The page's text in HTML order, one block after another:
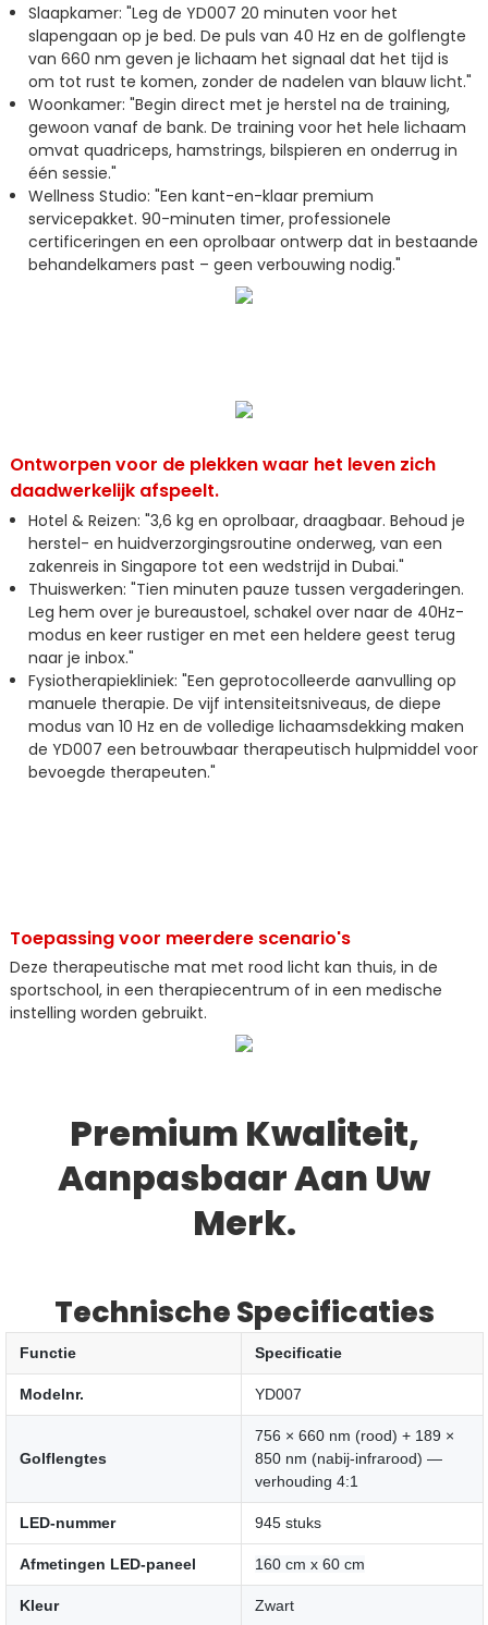
Slaapkamer: "Leg de YD007 20 minuten voor het
slapengaan op je bed. De puls van 40 Hz en de golflengte
van 660 nm geven je lichaam het signaal dat het tijd is
om tot rust te komen, zonder de nadelen van blauw licht."
Woonkamer: "Begin direct met je herstel na de training,
gewoon vanaf de bank. De training voor het hele lichaam
omvat quadriceps, hamstrings, bilspieren en onderrug in
één sessie."
Wellness Studio: "Een kant-en-klaar premium
servicepakket. 90-minuten timer, professionele
certificeringen en een oprolbaar ontwerp dat in bestaande
behandelkamers past – geen verbouwing nodig."
Ontworpen voor de plekken waar het leven zich
daadwerkelijk afspeelt.
Hotel & Reizen: "3,6 kg en oprolbaar, draagbaar. Behoud je
herstel- en huidverzorgingsroutine onderweg, van een
zakenreis in Singapore tot een wedstrijd in Dubai."
Thuiswerken: "Tien minuten pauze tussen vergaderingen.
Leg hem over je bureaustoel, schakel over naar de 40Hz-
modus en keer rustiger en met een heldere geest terug
naar je inbox."
Fysiotherapiekliniek: "Een geprotocolleerde aanvulling op
manuele therapie. De vijf intensiteitsniveaus, de diepe
modus van 10 Hz en de volledige lichaamsdekking maken
de YD007 een betrouwbaar therapeutisch hulpmiddel voor
bevoegde therapeuten."
Toepassing voor meerdere scenario's
Deze therapeutische mat met rood licht kan thuis, in de
sportschool, in een therapiecentrum of in een medische
instelling worden gebruikt.
Premium Kwaliteit,
Aanpasbaar Aan Uw
Merk.
Technische Specificaties
Functie Specificatie
Modelnr. YD007
Golflengtes
756 × 660 nm (rood) + 189 ×
850 nm (nabij-infrarood) —
verhouding 4:1
LED-nummer 945 stuks
Afmetingen LED-paneel 160 cm x 60 cm
Kleur Zwart